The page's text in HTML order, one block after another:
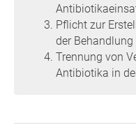
Pflicht zur
der Behandlung
Trennung von
Antibiotika in